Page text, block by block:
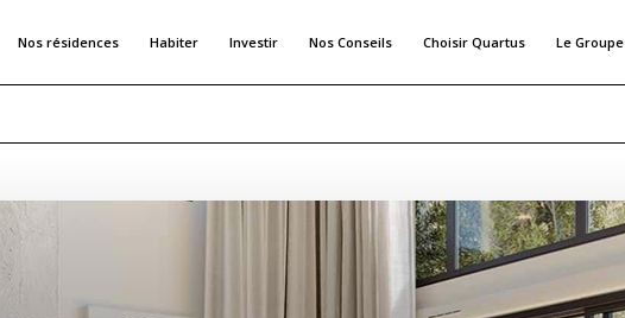
Nos résidences Habiter Investir Nos Conseils Choisir Quartus Le Groupe